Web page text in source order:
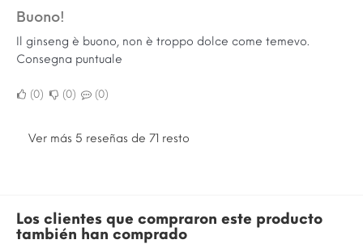
Buono!
Il ginseng è buono, non è troppo dolce come temevo.
Consegna puntuale
0 0 0
Ver más 5 reseñas de 71 resto
Los clientes que compraron este producto
también han comprado